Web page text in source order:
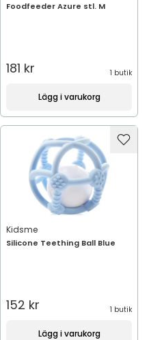
Foodfeeder Azure stl. M
181 kr 1 butik
Lägg i varukorg
Kidsme
Silicone Teething Ball Blue
152 kr 1 butik
Lägg i varukorg